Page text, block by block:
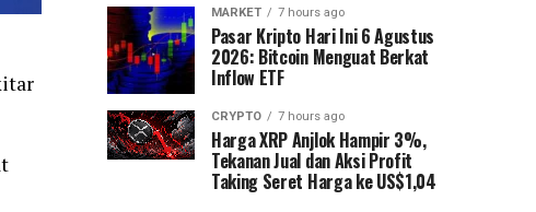
MARKET 7 hours ago
Pasar Kripto Hari Ini 6 Agustus
2026: Bitcoin Menguat Berkat
Inflow ETF
CRYPTO 7 hours ago
Harga XRP Anjlok Hampir 3%,
Tekanan Jual dan Aksi Profit
Taking Seret Harga ke US$1,04